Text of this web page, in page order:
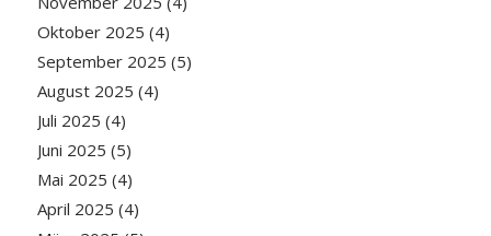
Oktober 2025 (4)
September 2025 (5)
August 2025 (4)
Juli 2025 (4)
Juni 2025 (5)
Mai 2025 (4)
April 2025 (4)